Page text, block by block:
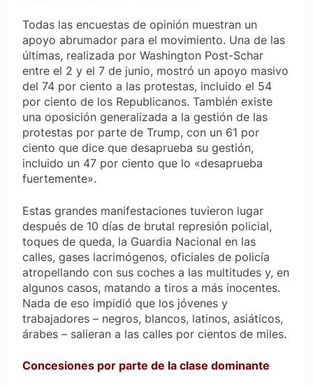
Todas las encuestas de opinión muestran un
apoyo abrumador para el movimiento. Una de las
últimas, realizada por Washington Post-Schar
entre el 2 y el 7 de junio, mostró un apoyo masivo
del 74 por ciento a las protestas, incluido el 54
por ciento de los Republicanos. También existe
una oposición generalizada a la gestión de las
protestas por parte de Trump, con un 61 por
ciento que dice que desaprueba su gestión,
incluido un 47 por ciento que lo «desaprueba
fuertemente».
Estas grandes manifestaciones tuvieron lugar
después de 10 días de brutal represión policial,
toques de queda, la Guardia Nacional en las
calles, gases lacrimógenos, oficiales de policía
atropellando con sus coches a las multitudes y, en
algunos casos, matando a tiros a más inocentes.
Nada de eso impidió que los jóvenes y
trabajadores – negros, blancos, latinos, asiáticos,
árabes – salieran a las calles por cientos de miles.
Concesiones por parte de la clase dominante